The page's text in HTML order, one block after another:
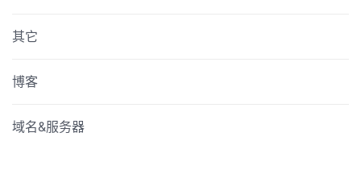
其它
博客
域名&服务器